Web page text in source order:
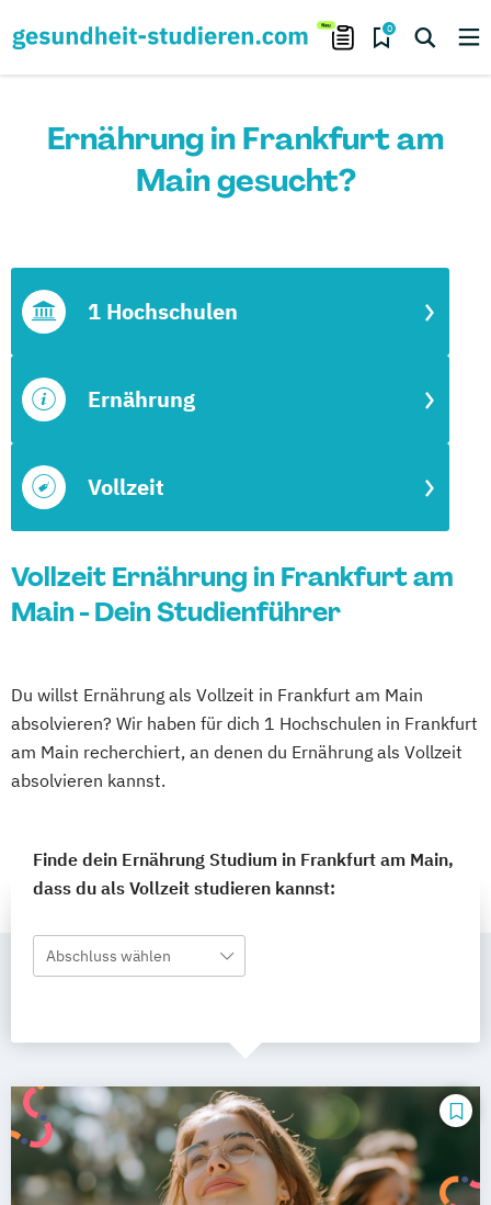
0
Ernährung in Frankfurt am
Main gesucht?
Vollzeit
Ernährung
1 Hochschulen
Vollzeit Ernährung in Frankfurt am
Main - Dein Studienführer
Du willst Ernährung als Vollzeit in Frankfurt am Main
absolvieren? Wir haben für dich 1 Hochschulen in Frankfurt
am Main recherchiert, an denen du Ernährung als Vollzeit
absolvieren kannst.
Finde dein Ernährung Studium in Frankfurt am Main,
dass du als Vollzeit studieren kannst:
Abschluss wählen